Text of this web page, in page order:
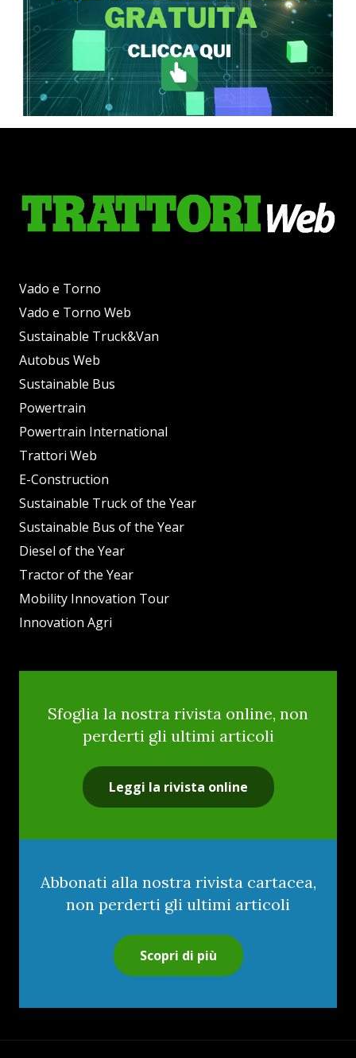
Vado e Torno
Vado e Torno Web
Sustainable Truck&Van
Autobus Web
Sustainable Bus
Powertrain
Powertrain International
Trattori Web
E-Construction
Sustainable Truck of the Year
Sustainable Bus of the Year
Diesel of the Year
Tractor of the Year
Mobility Innovation Tour
Innovation Agri
Sfoglia la nostra rivista online, non
perderti gli ultimi articoli
Leggi la rivista online
Abbonati alla nostra rivista cartacea,
non perderti gli ultimi articoli
Scopri di più